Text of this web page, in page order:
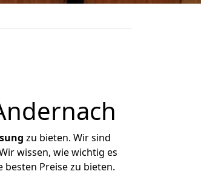
zu bieten. Wir sind
wissen, wie wichtig es
Preise zu bieten.